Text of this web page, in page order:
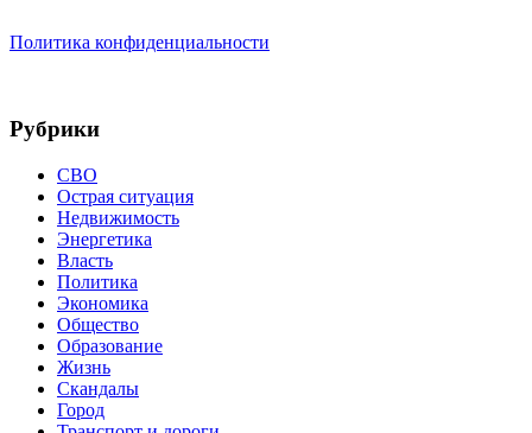
Политика конфиденциальности
Рубрики
СВО
Острая ситуация
Недвижимость
Энергетика
Власть
Политика
Экономика
Общество
Образование
Жизнь
Скандалы
Город